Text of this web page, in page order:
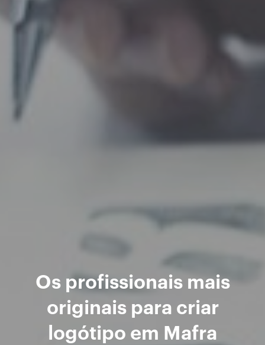
Os profissionais mais
originais para criar
logótipo em Mafra